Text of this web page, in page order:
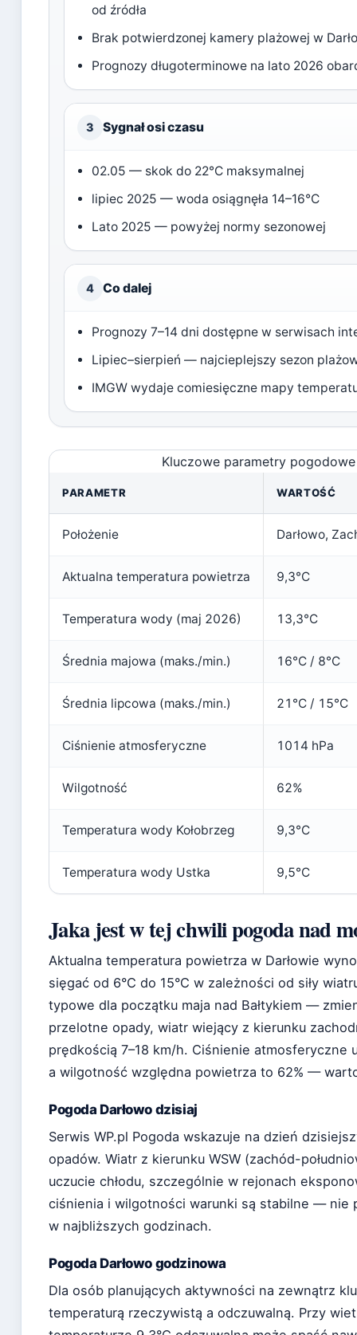
od źródła
Brak potwierdzonej kamery plażowej w
Prognozy długoterminowe na lato 2026
3 Sygnał osi czasu
02.05 — skok do 22°C maksymalnej
lipiec 2025 — woda osiągnęła 14–16°C
Lato 2025 — powyżej normy sezonowej
4 Co dalej
Prognozy 7–14 dni dostępne w serwisach
Lipiec–sierpień — najcieplejszy sezon
IMGW wydaje comiesięczne mapy
Kluczowe parametry
PARAMETR WARTOŚĆ
Położenie Darłowo,
Aktualna temperatura powietrza 9,3°C
Temperatura wody (maj 2026) 13,3°C
Średnia majowa (maks./min.) 16°C / 8°C
Średnia lipcowa (maks./min.) 21°C / 15°C
Ciśnienie atmosferyczne 1014 hPa
Wilgotność 62%
Temperatura wody Kołobrzeg 9,3°C
Temperatura wody Ustka 9,5°C
Jaka jest w tej chwili pogoda nad
Aktualna temperatura powietrza w Darłowie
sięgać od 6°C do 15°C w zależności od siły
typowe dla początku maja nad Bałtykiem —
przelotne opady, wiatr wiejący z kierunku
prędkością 7–18 km/h. Ciśnienie atmosferyczne
a wilgotność względna powietrza to 62% —
Pogoda Darłowo dzisiaj
Serwis WP.pl Pogoda wskazuje na dzień
opadów. Wiatr z kierunku WSW (zachód-
uczucie chłodu, szczególnie w rejonach
ciśnienia i wilgotności warunki są stabilne — nie
w najbliższych godzinach.
Pogoda Darłowo godzinowa
Dla osób planujących aktywności na zewnątrz
temperaturą rzeczywistą a odczuwalną. Przy